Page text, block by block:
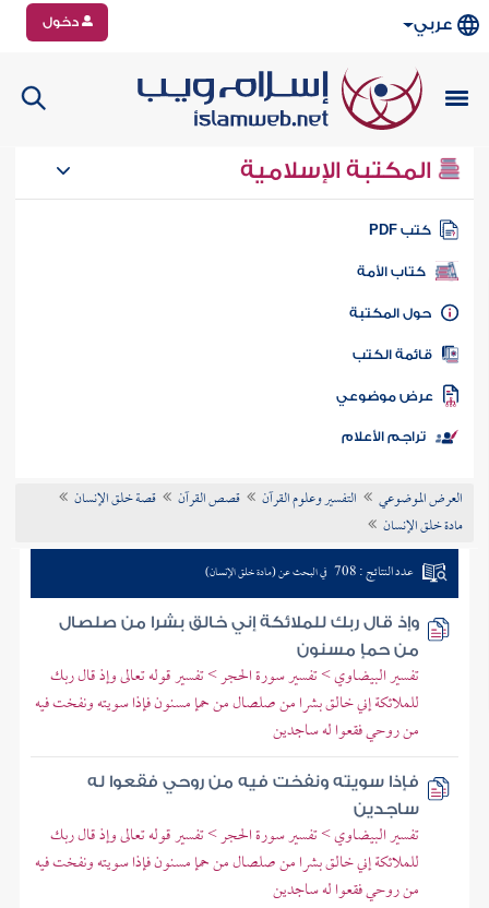
عربي دخول
المكتبة الإسلامية
كتب PDF
كتاب الأمة
المكتبة
الكتب
موضوعي
تراجم الأعلام
العرض الموضوعي التفسير وعلوم القرآن قصص القرآن
قصة خلق الإنسان
مادة خلق الإنسان
عدد النتائج : 708 في البحث عن (مادة خلق الإنسان)
وإذ قال ربك للملائكة إني خالق بشرا من صلصال
من حمإ مسنون
تفسير البيضاوي > تفسير سورة الحجر > تفسير قوله تعالى وإذ قال ربك
للملائكة إني خالق بشرا من صلصال من حمإ مسنون فإذا سويته ونفخت فيه
من روحي فقعوا له ساجدين
فإذا سويته ونفخت فيه من روحي فقعوا له
ساجدين
تفسير البيضاوي > تفسير سورة الحجر > تفسير قوله تعالى وإذ قال ربك
للملائكة إني خالق بشرا من صلصال من حمإ مسنون فإذا سويته ونفخت فيه
من روحي فقعوا له ساجدين